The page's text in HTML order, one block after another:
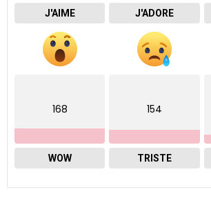
J'AIME J'ADORE
168
WOW
154
TRISTE